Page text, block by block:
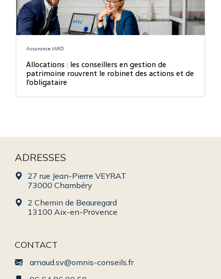
Assurance IARD
Allocations : les conseillers en gestion de
patrimoine rouvrent le robinet des actions et de
l'obligataire
ADRESSES
27 rue Jean-Pierre VEYRAT
73000 Chambéry
2 Chemin de Beauregard
13100 Aix-en-Provence
CONTACT
arnaud.sv@omnis-conseils.fr